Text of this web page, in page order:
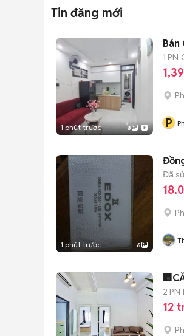
Tin đăng mới
1 phút trước 8
Bán
1 PN
P
1 phút trước 6
Đã
2 PN
12